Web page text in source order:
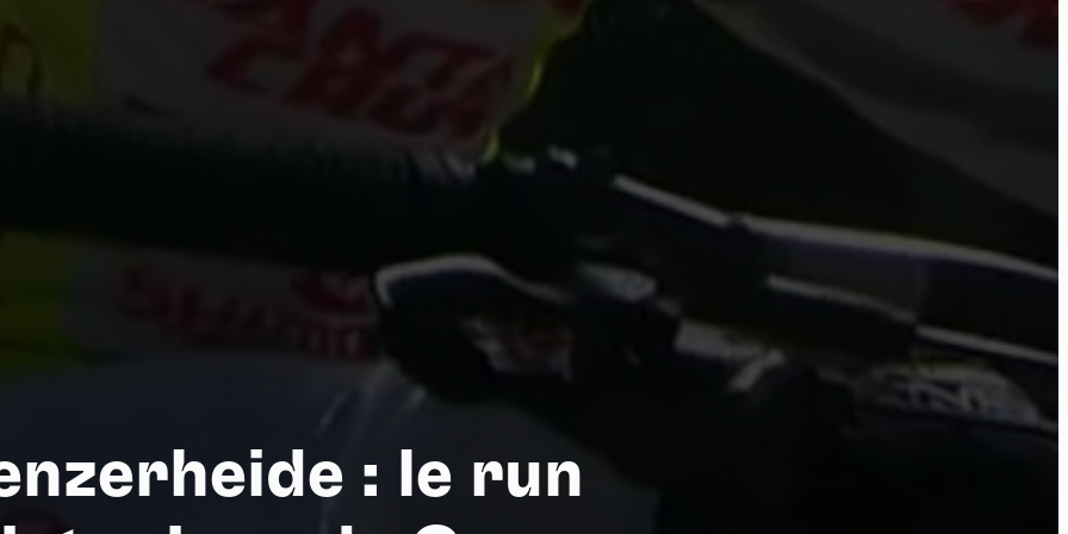
: le run